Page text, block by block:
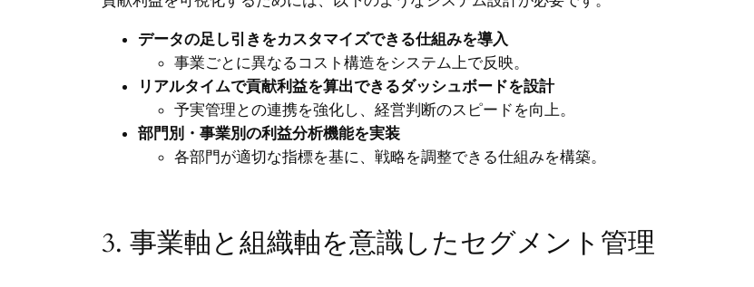
データの足し引きをカスタマイズできる仕組みを導入
事業ごとに異なるコスト構造をシステム上で反映。
リアルタイムで貢献利益を算出できるダッシュボードを設計
予実管理との連携を強化し、経営判断のスピードを向上。
部門別・事業別の利益分析機能を実装
各部門が適切な指標を基に、戦略を調整できる仕組みを構築。
3. 事業軸と組織軸を意識したセグメント管理